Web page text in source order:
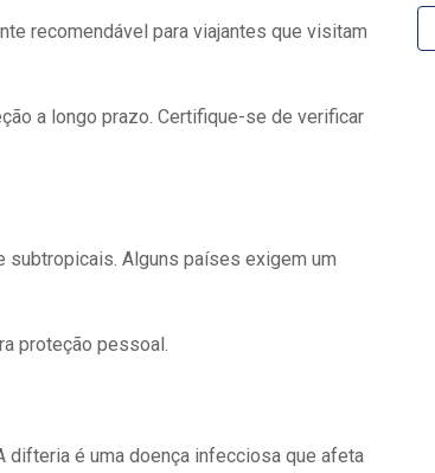
recomendável para viajantes que visitam
a longo prazo. Certifique-se de verificar
subtropicais. Alguns países exigem um
proteção pessoal.
difteria é uma doença infecciosa que afeta